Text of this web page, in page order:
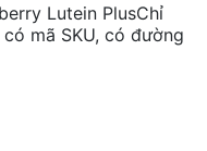
Lutein PlusChỉ
mã SKU, có đường